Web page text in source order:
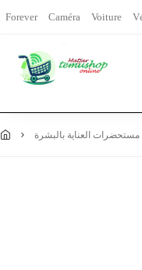
Forever Caméra Voiture
مستحضرات العناية بالبشرة